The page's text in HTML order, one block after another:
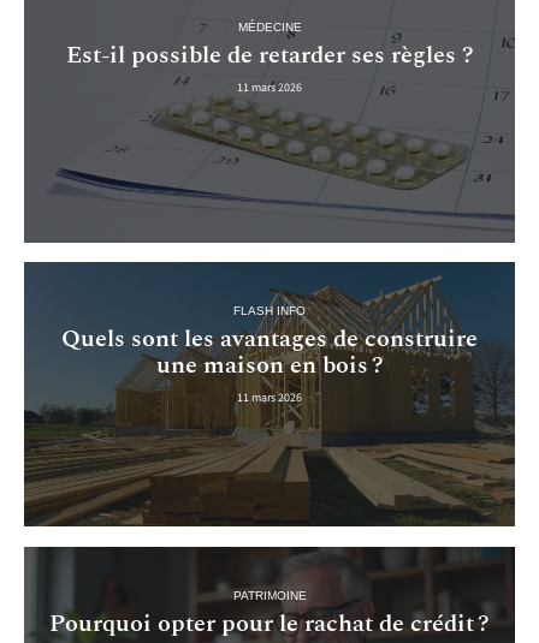
MÉDECINE
Est-il possible de retarder ses règles ?
11 mars 2026
FLASH INFO
Quels sont les avantages de construire
une maison en bois ?
11 mars 2026
PATRIMOINE
Pourquoi opter pour le rachat de crédit ?